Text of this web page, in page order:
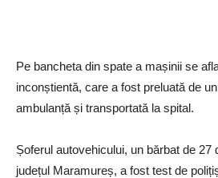
Pe bancheta din spate a mașinii se
inconștientă, care a fost preluată de
ambulanță și transportată la spital.
Șoferul autovehicului, un bărbat de 27
județul Maramureș, a fost test de